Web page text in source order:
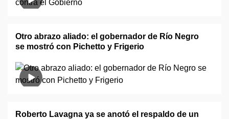
Otro abrazo aliado: el gobernador de Río Negro
se mostró con Pichetto y Frigerio
Roberto Lavagna ya se anotó el respaldo de un